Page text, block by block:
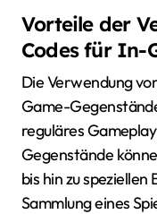
Vorteile der
Codes für In-
Die Verwendung
Game-
reguläres
Gegenstände
bis hin zu
Sammlung eines